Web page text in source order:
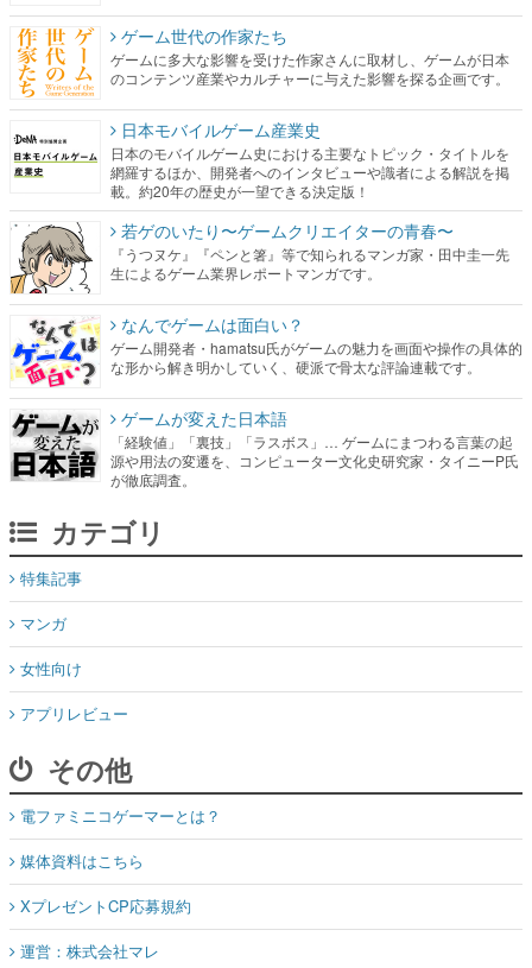
ゲーム世代の作家たち
ゲームに多大な影響を受けた作家さんに取材し、ゲームが日本
のコンテンツ産業やカルチャーに与えた影響を探る企画です。
日本モバイルゲーム産業史
日本のモバイルゲーム史における主要なトピック・タイトルを
網羅するほか、開発者へのインタビューや識者による解説を掲
載。約20年の歴史が一望できる決定版！
若ゲのいたり〜ゲームクリエイターの青春〜
『うつヌケ』『ペンと箸』等で知られるマンガ家・田中圭一先
生によるゲーム業界レポートマンガです。
なんでゲームは面白い？
ゲーム開発者・hamatsu氏がゲームの魅力を画面や操作の具体的
な形から解き明かしていく、硬派で骨太な評論連載です。
ゲームが変えた日本語
「経験値」「裏技」「ラスボス」… ゲームにまつわる言葉の起
源や用法の変遷を、コンピューター文化史研究家・タイニーP氏
が徹底調査。
カテゴリ
特集記事
マンガ
女性向け
アプリレビュー
その他
電ファミニコゲーマーとは？
媒体資料はこちら
XプレゼントCP応募規約
運営：株式会社マレ